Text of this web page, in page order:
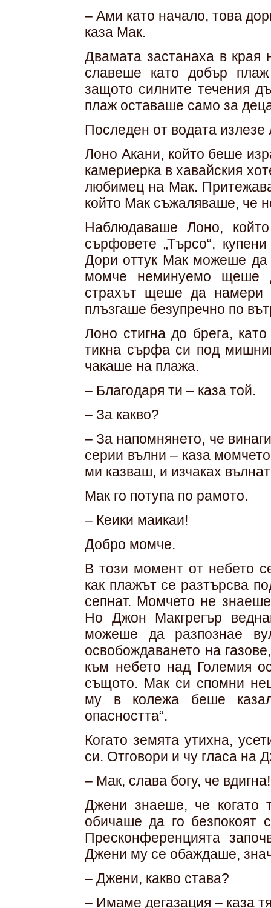
– Ами като начало, това
каза Мак.
Двамата застанаха в
славеше като добър
защото силните течения
плаж оставаше само за
Последен от водата излезе
Лоно Акани, който беше
камериерка в хавайския
любимец на Мак.
който Мак съжаляваше, че
Наблюдаваше Лоно,
сърфовете „Търсо“,
Дори оттук Мак можеше да
момче неминуемо щеше
страхът щеше да намери
плъзгаше безупречно по
Лоно стигна до брега,
тикна сърфа си под
чакаше на плажа.
– Благодаря ти – каза той.
– За какво?
– За напомнянето, че
серии вълни – каза
ми казваш, и изчаках
Мак го потупа по рамото.
– Кеики маикаи!
Добро момче.
В този момент от небето
как плажът се разтърсва
сепнат. Момчето не
Но Джон Макгрегър
можеше да разпознае
освобождаването на
към небето над Големия
същото. Мак си спомни
му в колежа беше
опасността“.
Когато земята утихна,
си. Отговори и чу гласа на
– Мак, слава богу, че вдигна!
Джени знаеше, че когато
обичаше да го безпокоят
Пресконференцията
Джени му се обаждаше,
– Джени, какво става?
– Имаме дегазация – каза